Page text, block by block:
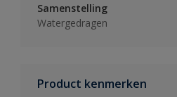
Samenstelling
Watergedragen
Product kenmerken